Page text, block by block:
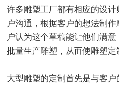
许多雕塑工厂都有相应的设
户沟通，根据客户的想法制
户认为这个草稿能让他们满
批量生产雕塑，从而使雕塑定
大型雕塑的定制首先是与客